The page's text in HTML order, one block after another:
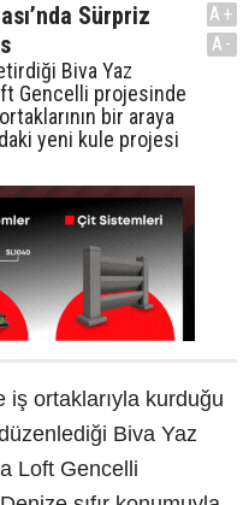
Sürpriz
Biva Yaz
Gencelli projesinde
bir araya
yeni kule projesi
A+
A-
iş ortaklarıyla kurduğu
Biva Yaz
Loft Gencelli